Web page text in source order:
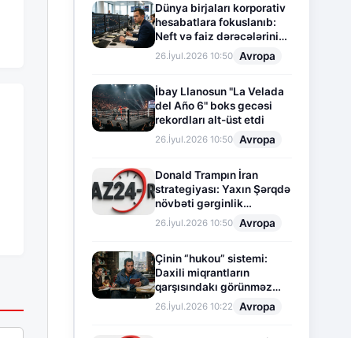
Dünya birjaları korporativ
hesabatlara fokuslanıb:
Neft və faiz dərəcələrinin
təsiri altında cari vəziyyət
26.İyul.2026 10:50 Avropa
İbay Llanosun "La Velada
del Año 6" boks gecəsi
rekordları alt-üst etdi
26.İyul.2026 10:50 Avropa
Donald Trampın İran
strategiyası: Yaxın Şərqdə
növbəti gərginlik
mərhələsi
26.İyul.2026 10:50 Avropa
Çinin “hukou” sistemi:
Daxili miqrantların
qarşısındakı görünməz
sədd
26.İyul.2026 10:22 Avropa